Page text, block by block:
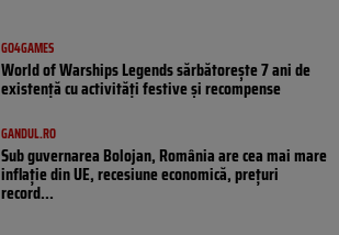
GO4GAMES
World of Warships Legends sărbătorește 7 ani de
existență cu activități festive și recompense
GANDUL.RO
Sub guvernarea Bolojan, România are cea mai mare
inflație din UE, recesiune economică, prețuri
record...